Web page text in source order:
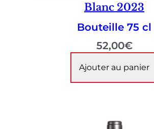
Blanc 2023
Bouteille 75 cl
52,00€
Ajouter au panier